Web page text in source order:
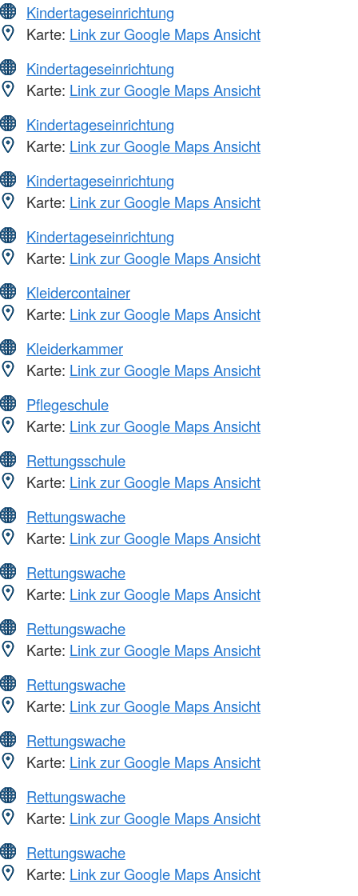
Kindertageseinrichtung
Karte: Link zur Google Maps Ansicht
Kindertageseinrichtung
Karte: Link zur Google Maps Ansicht
Kindertageseinrichtung
Karte: Link zur Google Maps Ansicht
Kindertageseinrichtung
Karte: Link zur Google Maps Ansicht
Kindertageseinrichtung
Karte: Link zur Google Maps Ansicht
Kleidercontainer
Karte: Link zur Google Maps Ansicht
Kleiderkammer
Karte: Link zur Google Maps Ansicht
Pflegeschule
Karte: Link zur Google Maps Ansicht
Rettungsschule
Karte: Link zur Google Maps Ansicht
Rettungswache
Karte: Link zur Google Maps Ansicht
Rettungswache
Karte: Link zur Google Maps Ansicht
Rettungswache
Karte: Link zur Google Maps Ansicht
Rettungswache
Karte: Link zur Google Maps Ansicht
Rettungswache
Karte: Link zur Google Maps Ansicht
Rettungswache
Karte: Link zur Google Maps Ansicht
Rettungswache
Karte: Link zur Google Maps Ansicht